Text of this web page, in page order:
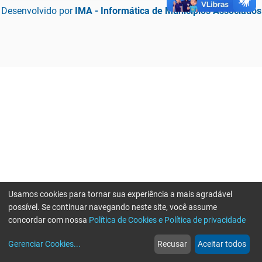
Desenvolvido por IMA - Informática de Municípios Associados
web
Notícias
more_horiz
Mais
Usamos cookies para tornar sua experiência a mais agradável
possível. Se continuar navegando neste site, você assume
concordar com nossa Política de Cookies e Política de privacidade
Gerenciar Cookies... Recusar Aceitar todos
Erro ao enviar informações, por favor tente novamente